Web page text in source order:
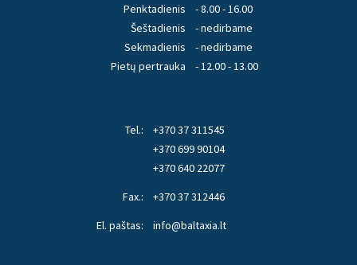
Penktadienis
Šeštadienis
Sekmadienis
Pietų pertrauka
- 8.00 - 16.00
- nedirbame
- nedirbame
- 12.00 - 13.00
Tel.:
+370 37 311545
+370 699 90104
+370 640 22077
Fax.:
+370 37 312446
El. paštas:
info@baltaxia.lt